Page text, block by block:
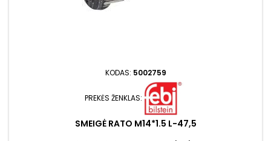
KODAS: 5002759
PREKĖS ŽENKLAS:
SMEIGĖ RATO M14*1.5 L-47,5